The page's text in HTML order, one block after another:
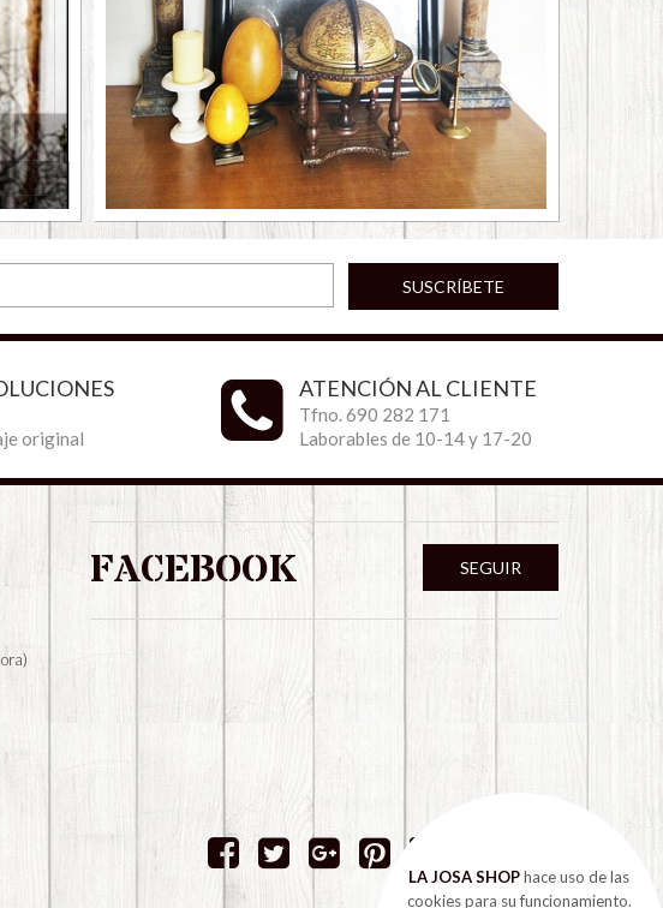
SUSCRÍBETE
original
ATENCIÓN AL CLIENTE
Tfno. 690 282 171
Laborables de 10-14 y 17-20
FACEBOOK SEGUIR
LA JOSA SHOPhace uso de las
cookies para su funcionamiento.